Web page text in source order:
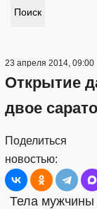
Поиск
23 апреля 2014, 09:00
Открытие
двое
Поделиться
новостью:
Тела мужчины